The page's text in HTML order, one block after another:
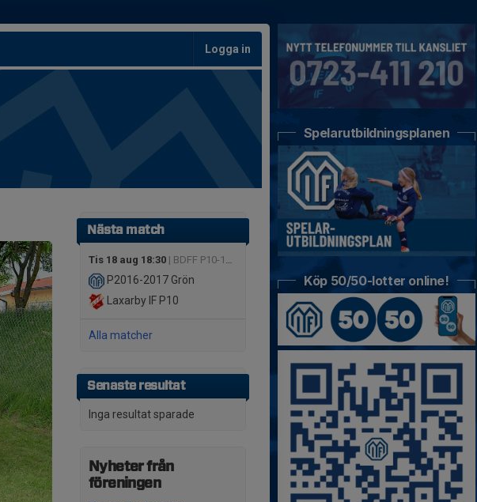
Logga in
Nästa match
Tis 18 aug 18:30 | BDFF P10-12 Grön Nordöstra
P2016-2017 Grön
Laxarby IF P10
Alla matcher
Senaste resultat
Inga resultat sparade
Nyheter från
föreningen
Spelarutbildningsplanen
Köp 50/50-lotter online!